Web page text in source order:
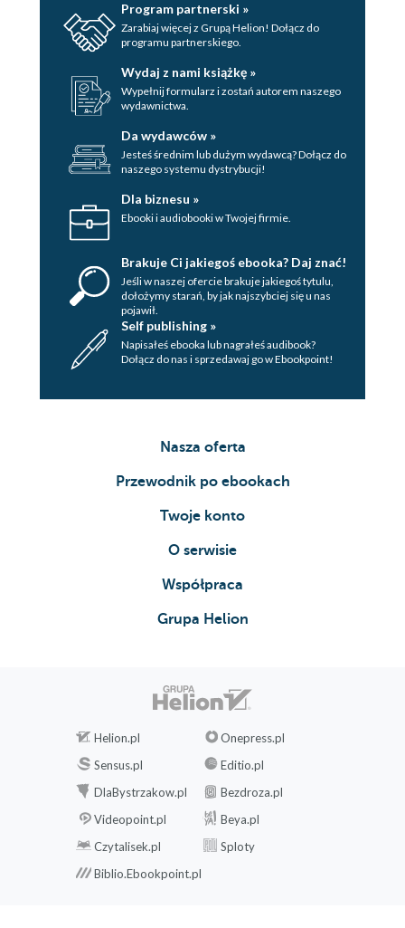
Program partnerski »
Zarabiaj więcej z Grupą Helion! Dołącz do
programu partnerskiego.
Wydaj z nami książkę »
Wypełnij formularz i zostań autorem naszego
wydawnictwa.
Da wydawców »
Jesteś średnim lub dużym wydawcą? Dołącz do
naszego systemu dystrybucji!
Dla biznesu »
Ebooki i audiobooki w Twojej firmie.
Brakuje Ci jakiegoś ebooka? Daj znać!
Jeśli w naszej ofercie brakuje jakiegoś tytulu,
dołożymy starań, by jak najszybciej się u nas
pojawił.
Self publishing »
Napisałeś ebooka lub nagrałeś audibook?
Dołącz do nas i sprzedawaj go w Ebookpoint!
Nasza oferta
Przewodnik po ebookach
Twoje konto
O serwisie
Współpraca
Grupa Helion
Helion.pl
Onepress.pl
Sensus.pl
Editio.pl
DlaBystrzakow.pl
Bezdroza.pl
Videopoint.pl
Beya.pl
Czytalisek.pl
Sploty
Biblio.Ebookpoint.pl